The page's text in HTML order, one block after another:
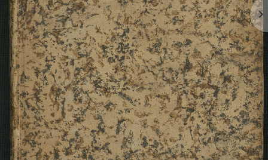
navigate_next